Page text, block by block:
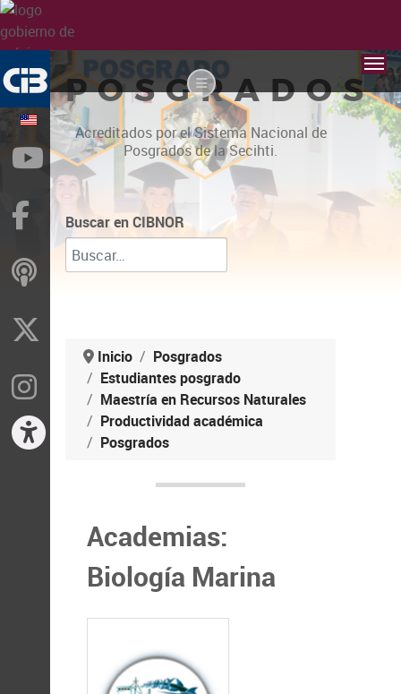
POSGRADOS
Acreditados por el Sistema Nacional de
Posgrados de la Secihti.
Buscar en CIBNOR
Inicio
Posgrados
Estudiantes posgrado
Maestría en Recursos Naturales
Productividad académica
Posgrados
Academias:
Biología Marina
YouTube
Facebook
ivoox
Instragram